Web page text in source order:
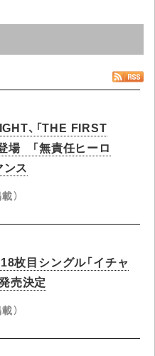
、「THE FIRST
場 「無責任ヒーロ
ンス
）
枚目シングル「イチャ
売決定
）